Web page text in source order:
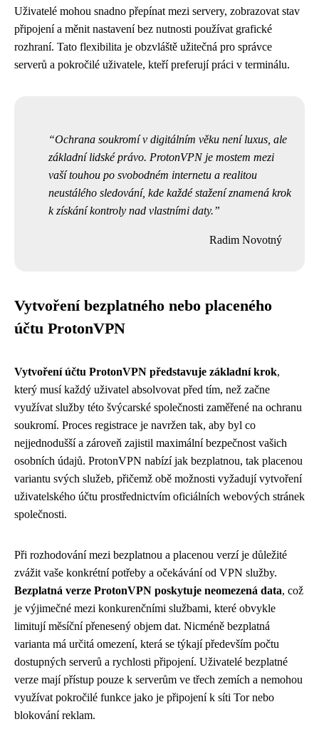
Uživatelé mohou snadno přepínat mezi servery, zobrazovat stav
připojení a měnit nastavení bez nutnosti používat grafické
rozhraní. Tato flexibilita je obzvláště užitečná pro správce
serverů a pokročilé uživatele, kteří preferují práci v terminálu.
Ochrana soukromí v digitálním věku není luxus, ale
základní lidské právo. ProtonVPN je mostem mezi
vaší touhou po svobodném internetu a realitou
neustálého sledování, kde každé stažení znamená krok
k získání kontroly nad vlastními daty.
Radim Novotný
Vytvoření bezplatného nebo placeného
účtu ProtonVPN
Vytvoření účtu ProtonVPN představuje základní krok,
který musí každý uživatel absolvovat před tím, než začne
využívat služby této švýcarské společnosti zaměřené na ochranu
soukromí. Proces registrace je navržen tak, aby byl co
nejjednodušší a zároveň zajistil maximální bezpečnost vašich
osobních údajů. ProtonVPN nabízí jak bezplatnou, tak placenou
variantu svých služeb, přičemž obě možnosti vyžadují vytvoření
uživatelského účtu prostřednictvím oficiálních webových stránek
společnosti.
Při rozhodování mezi bezplatnou a placenou verzí je důležité
zvážit vaše konkrétní potřeby a očekávání od VPN služby.
Bezplatná verze ProtonVPN poskytuje neomezená data, což
je výjimečné mezi konkurenčními službami, které obvykle
limitují měsíční přenesený objem dat. Nicméně bezplatná
varianta má určitá omezení, která se týkají především počtu
dostupných serverů a rychlosti připojení. Uživatelé bezplatné
verze mají přístup pouze k serverům ve třech zemích a nemohou
využívat pokročilé funkce jako je připojení k síti Tor nebo
blokování reklam.